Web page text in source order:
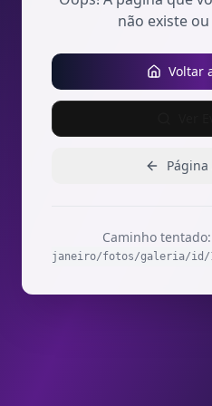
não existe
Voltar
Caminho tentado:
janeiro/fotos/galeria/id/